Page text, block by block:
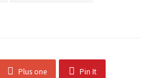
Plus one Pin It